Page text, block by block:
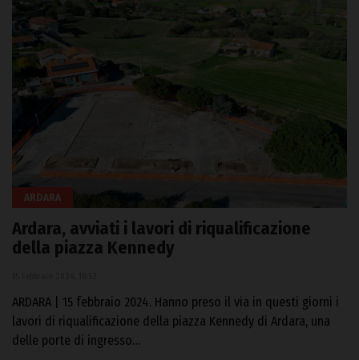
ARDARA
Ardara, avviati i lavori di riqualificazione
della piazza Kennedy
ARDARA | 15 febbraio 2024. Hanno preso il via in questi giorni i
lavori di riqualificazione della piazza Kennedy di Ardara, una
delle porte di ingresso…